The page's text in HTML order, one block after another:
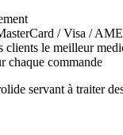
/ Visa /
clients le meilleur
chaque commande
servant à traiter